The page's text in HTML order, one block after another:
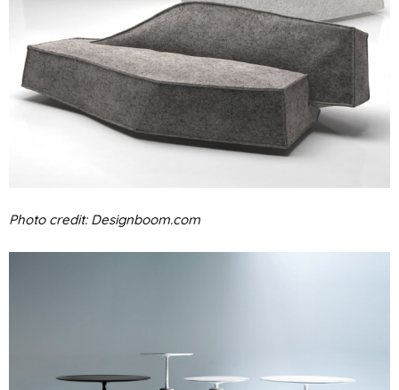
Photo credit: Designboom.com